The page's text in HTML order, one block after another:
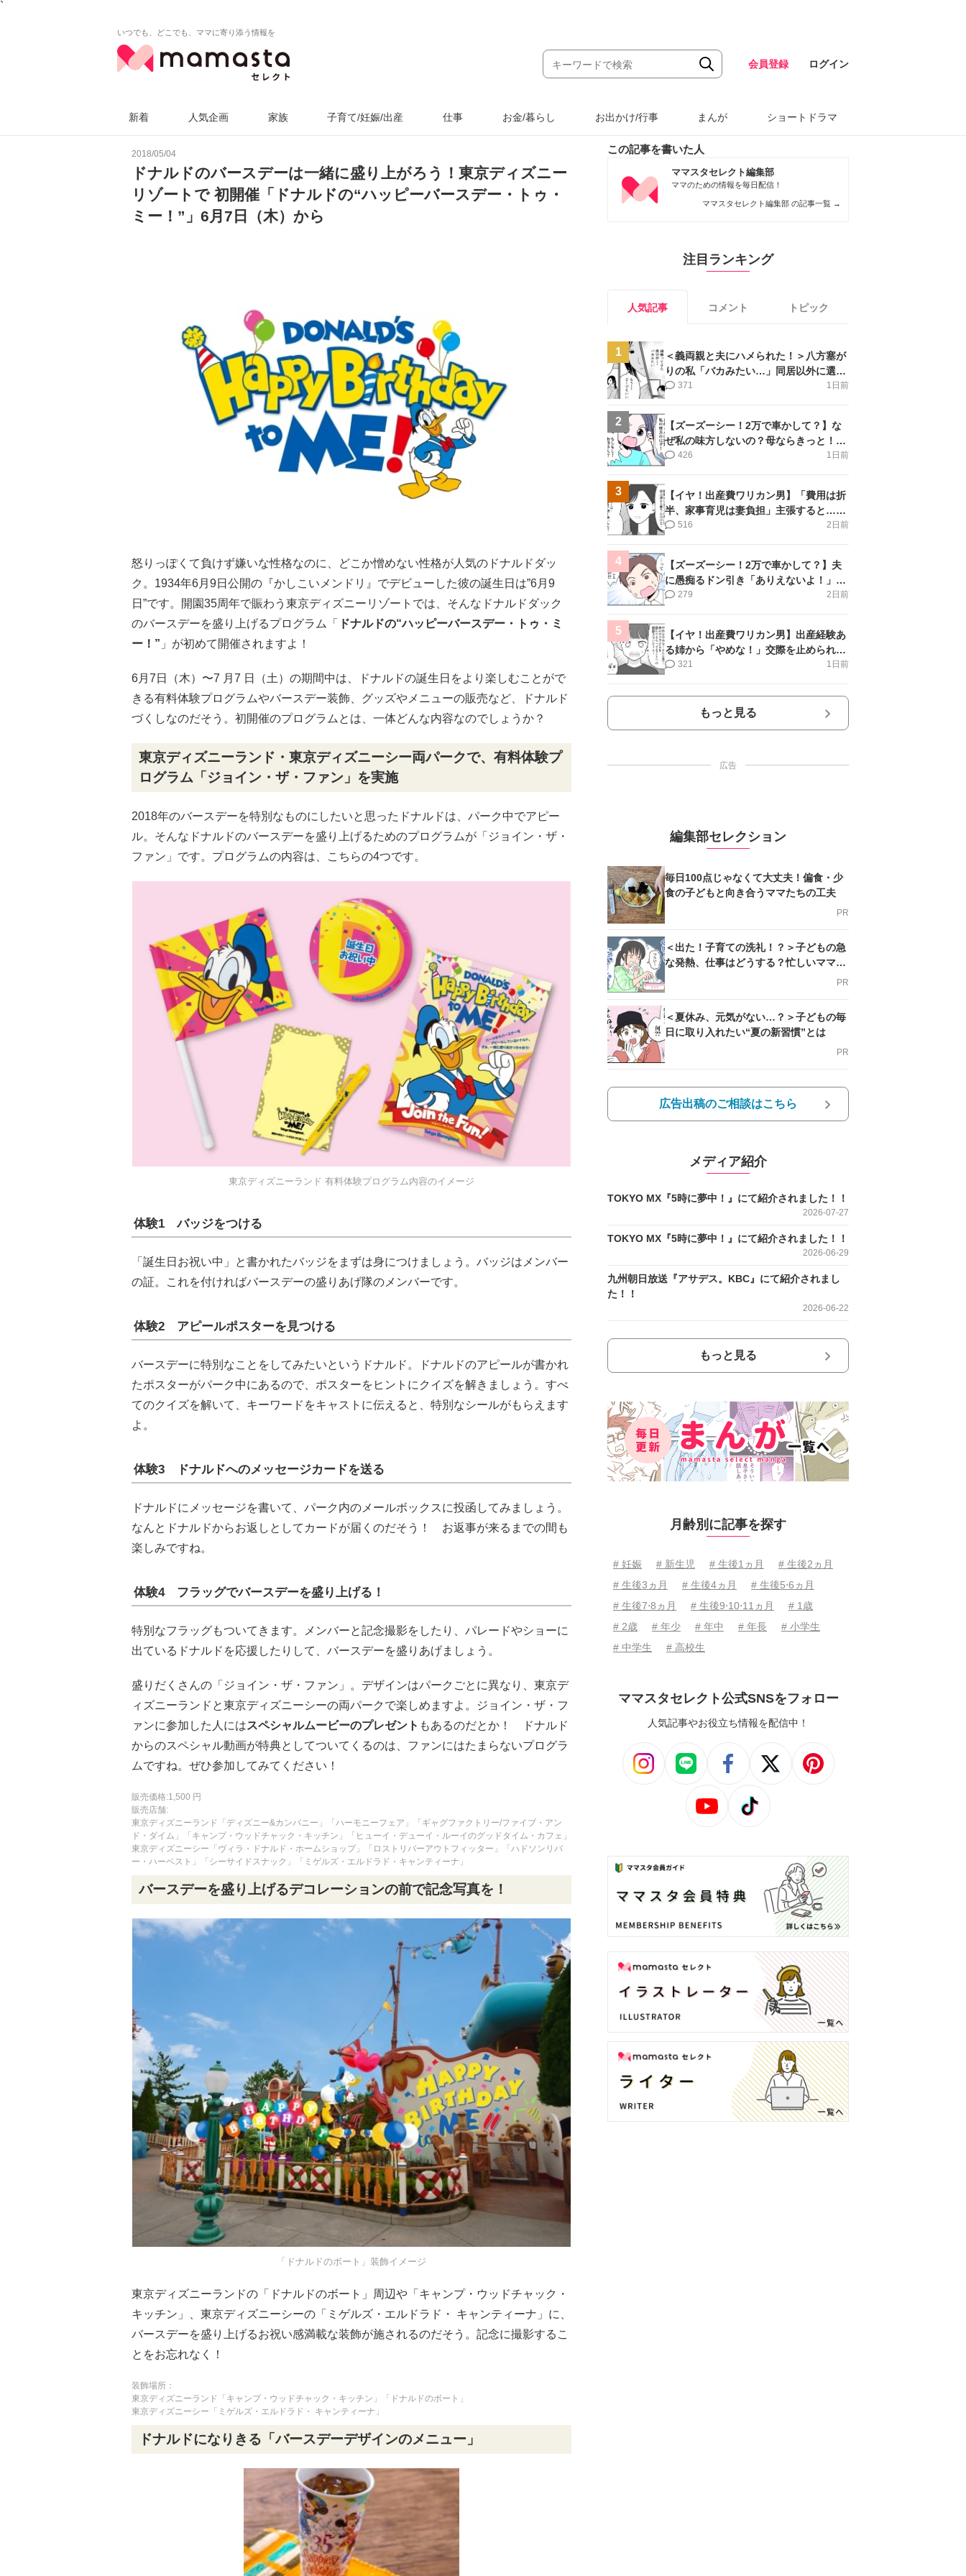
`
いつでも、どこでも、ママに寄り添う情報を
会員登録 ログイン
新着 人気企画 家族 子育て/妊娠/出産 仕事 お金/暮らし お出かけ/行事 まんが ショートドラマ
2018/05/04
ドナルドのバースデーは一緒に盛り上がろう！東京ディズニー
リゾートで 初開催「ドナルドの“ハッピーバースデー・トゥ・
ミー！”」6月7日（木）から
怒りっぽくて負けず嫌いな性格なのに、どこか憎めない性格が人気のドナルドダッ
ク。1934年6月9日公開の『かしこいメンドリ』でデビューした彼の誕生日は”6月9
日”です。開園35周年で賑わう東京ディズニーリゾートでは、そんなドナルドダック
のバースデーを盛り上げるプログラム「
ドナルドの“ハッピーバースデー・トゥ・ミ
ー！” 」が初めて開催されますよ！
6月7日（木）〜7 月7 日（土）の期間中は、ドナルドの誕生日をより楽しむことがで
きる有料体験プログラムやバースデー装飾、グッズやメニューの販売など、ドナルド
づくしなのだそう。初開催のプログラムとは、一体どんな内容なのでしょうか？
東京ディズニーランド・東京ディズニーシー両パークで、有料体験プ
ログラム「ジョイン・ザ・ファン」を実施
2018年のバースデーを特別なものにしたいと思ったドナルドは、パーク中でアピー
ル。そんなドナルドのバースデーを盛り上げるためのプログラムが「ジョイン・ザ・
ファン」です。プログラムの内容は、こちらの4つです。
東京ディズニーランド 有料体験プログラム内容のイメージ
体験1 バッジをつける
「誕生日お祝い中」と書かれたバッジをまずは身につけましょう。バッジはメンバー
の証。これを付ければバースデーの盛りあげ隊のメンバーです。
体験2 アピールポスターを見つける
バースデーに特別なことをしてみたいというドナルド。ドナルドのアピールが書かれ
たポスターがパーク中にあるので、ポスターをヒントにクイズを解きましょう。すべ
てのクイズを解いて、キーワードをキャストに伝えると、特別なシールがもらえます
よ。
体験3 ドナルドへのメッセージカードを送る
ドナルドにメッセージを書いて、パーク内のメールボックスに投函してみましょう。
なんとドナルドからお返しとしてカードが届くのだそう！ お返事が来るまでの間も
楽しみですね。
体験4 フラッグでバースデーを盛り上げる！
特別なフラッグもついてきます。メンバーと記念撮影をしたり、パレードやショーに
出ているドナルドを応援したりして、バースデーを盛りあげましょう。
盛りだくさんの「ジョイン・ザ・ファン」。デザインはパークごとに異なり、東京デ
ィズニーランドと東京ディズニーシーの両パークで楽しめますよ。ジョイン・ザ・フ
ァンに参加した人にはスペシャルムービーのプレゼント もあるのだとか！ ドナルド
からのスペシャル動画が特典としてついてくるのは、ファンにはたまらないプログラ
ムですね。ぜひ参加してみてください！
販売価格:1,500 円
販売店舗:
東京ディズニーランド「ディズニー&カンパニー」「ハーモニーフェア」「ギャグファクトリー/ファイブ・アン
ド・ダイム」「キャンプ・ウッドチャック・キッチン」「ヒューイ・デューイ・ルーイのグッドタイム・カフェ」
東京ディズニーシー「ヴィラ・ドナルド・ホームショップ」「ロストリバーアウトフィッター」「ハドソンリバ
ー・ハーベスト」「シーサイドスナック」「ミゲルズ・エルドラド・キャンティーナ」
バースデーを盛り上げるデコレーションの前で記念写真を！
「ドナルドのボート」装飾イメージ
東京ディズニーランドの「ドナルドのボート」周辺や「キャンプ・ウッドチャック・
キッチン」、東京ディズニーシーの「ミゲルズ・エルドラド・ キャンティーナ」に、
バースデーを盛り上げるお祝い感満載な装飾が施されるのだそう。記念に撮影するこ
とをお忘れなく！
装飾場所：
東京ディズニーランド「キャンプ・ウッドチャック・キッチン」「ドナルドのボート」
東京ディズニーシー「ミゲルズ・エルドラド・ キャンティーナ」
ドナルドになりきる「バースデーデザインのメニュー」
この記事を書いた人
ママスタセレクト編集部
ママのための情報を毎日配信！
ママスタセレクト編集部 の記事一覧 →
注目ランキング
人気記事 コメント トピック
1
＜義両親と夫にハメられた！＞八方塞が
りの私「バカみたい…」同居以外に選択
肢がない【第5話まんが】
1日前
371
2
【ズーズーシー！2万で車かして？】な
ぜ私の味方しないの？母ならきっと！＜
第17話＞#4コマ母道場
1日前
426
3
【イヤ！出産費ワリカン男】「費用は折
半、家事育児は妻負担」主張すると…＜
第11話＞#4コマ母道場
2日前
516
4
【ズーズーシー！2万で車かして？】夫
に愚痴るドン引き「ありえないよ！」＜
第16話＞#4コマ母道場
2日前
279
5
【イヤ！出産費ワリカン男】出産経験あ
る姉から「やめな！」交際を止められ＜
第12話＞#4コマ母道場
1日前
321
もっと見る
広告
編集部セレクション
毎日100点じゃなくて大丈夫！偏食・少
食の子どもと向き合うママたちの工夫
PR
＜出た！子育ての洗礼！？＞子どもの急
な発熱、仕事はどうする？忙しいママを
PR
＜夏休み、元気がない…？＞子どもの毎
日に取り入れたい“夏の新習慣”とは
PR
広告出稿のご相談はこちら
メディア紹介
TOKYO MX『5時に夢中！』にて紹介されました！！
2026-07-27
TOKYO MX『5時に夢中！』にて紹介されました！！
2026-06-29
九州朝日放送『アサデス。KBC』にて紹介されまし
た！！
2026-06-22
もっと見る
月齢別に記事を探す
# 妊娠 # 新生児 # 生後1ヵ月
# 生後2ヵ月
# 生後3ヵ月
# 生後4ヵ月
# 生後5⋅6ヵ月
# 生後7⋅8ヵ月
# 生後9⋅10⋅11ヵ月
# 1歳
# 2歳
# 年少 # 年中 # 年長
# 小学生
# 中学生
# 高校生
ママスタセレクト公式SNSをフォロー
人気記事やお役立ち情報を配信中！